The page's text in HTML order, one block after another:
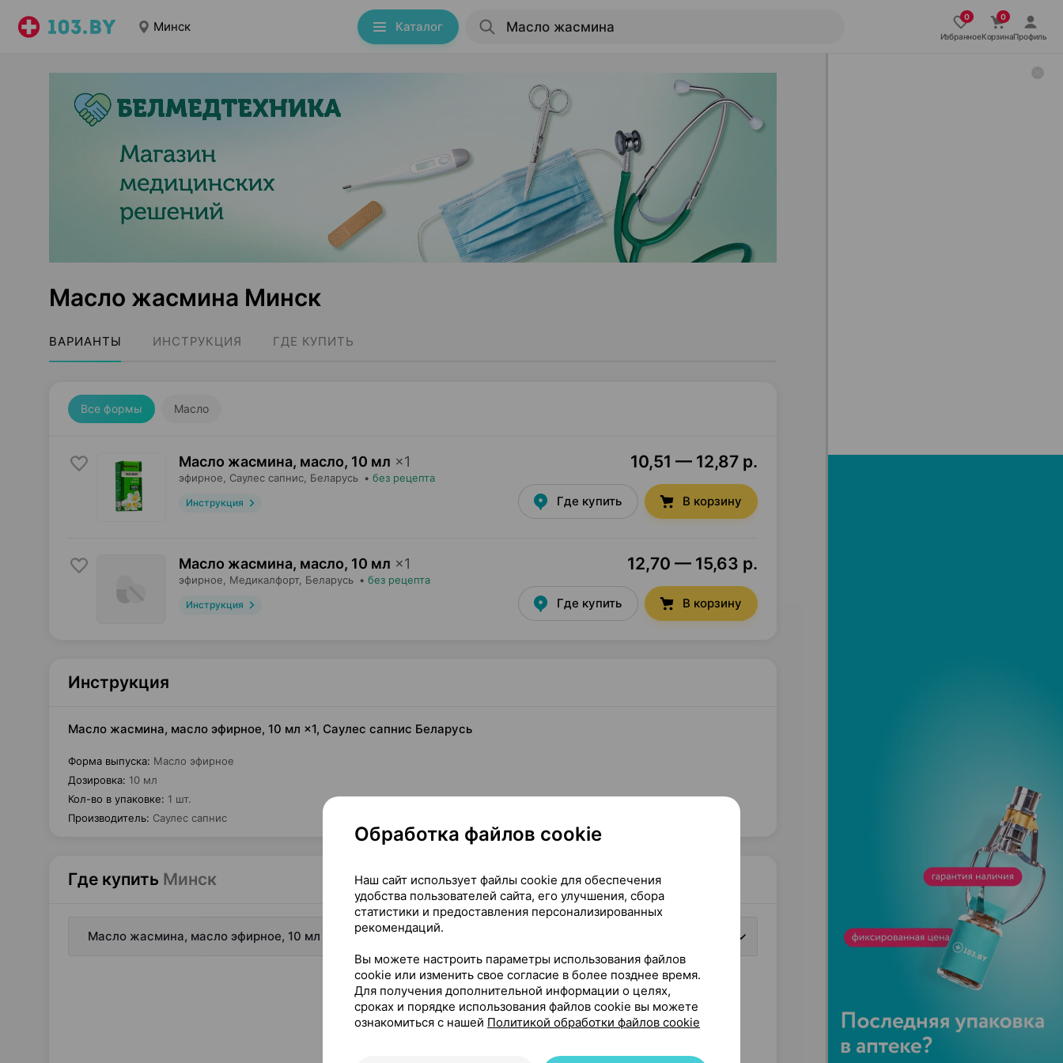
Минск Каталог
ИзбранноеКорзинаПрофиль
Масло жасмина Минск
ВАРИАНТЫ ИНСТРУКЦИЯ ГДЕ КУПИТЬ
Все формы Масло
Масло жасмина, масло, 10 мл ×1
эфирное, Саулес сапнис , Беларусь • без рецепта
Инструкция
10,51 — 12,87 р.
Где купить В корзину
Масло жасмина, масло, 10 мл ×1
эфирное, Медикалфорт, Беларусь • без рецепта
Инструкция
12,70 — 15,63 р.
Где купить В корзину
Инструкция
Масло жасмина, масло эфирное, 10 мл ×1, Саулес сапнис Беларусь
Форма выпуска: Масло эфирное
Дозировка: 10 мл
Кол-во в упаковке: 1 шт.
Производитель: Саулес сапнис
Где купить Минск
Масло жасмина, масло эфирное, 10 мл ×1, Саулес сапнис Беларусь
На карте
20
Обработка файлов cookie
Наш сайт использует файлы cookie для обеспечения
удобства пользователей сайта, его улучшения, сбора
статистики и предоставления персонализированных
рекомендаций.
Вы можете настроить параметры использования файлов
cookie или изменить свое согласие в более позднее время.
Для получения дополнительной информации о целях,
сроках и порядке использования файлов cookie вы можете
ознакомиться с нашей Политикой обработки файлов cookie